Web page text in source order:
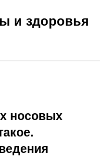
и здоровья
носовых